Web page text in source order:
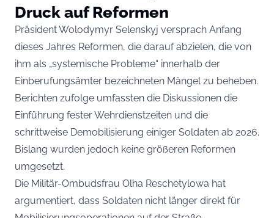
Druck auf Reformen
Präsident Wolodymyr Selenskyj versprach Anfang
dieses Jahres Reformen, die darauf abzielen, die von
ihm als „systemische Probleme“ innerhalb der
Einberufungsämter bezeichneten Mängel zu beheben.
Berichten zufolge umfassten die Diskussionen die
Einführung fester Wehrdienstzeiten und die
schrittweise Demobilisierung einiger Soldaten ab 2026.
Bislang wurden jedoch keine größeren Reformen
umgesetzt.
Die Militär-Ombudsfrau Olha Reschetylowa hat
argumentiert, dass Soldaten nicht länger direkt für